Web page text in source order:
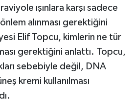
ışınlara karşı sadece
önlem alınması gerektiğini
Elif Topcu, kimlerin ne tür
gerektiğini anlattı. Topcu,
sebebiyle değil, DNA
kremi kullanılması